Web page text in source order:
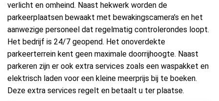
verlicht en omheind. Naast hekwerk worden de
parkeerplaatsen bewaakt met bewakingscamera’s en het
aanwezige personeel dat regelmatig controlerondes loopt.
Het bedrijf is 24/7 geopend. Het onoverdekte
parkeerterrein kent geen maximale doorrijhoogte. Naast
parkeren zijn er ook extra services zoals een waspakket en
elektrisch laden voor een kleine meerprijs bij te boeken.
Deze extra services regelt en betaalt u ter plaatse.